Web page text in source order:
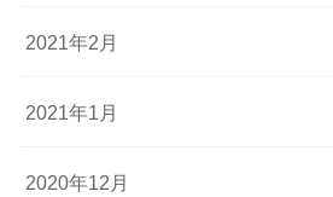
2021年2月
2021年1月
2020年12月